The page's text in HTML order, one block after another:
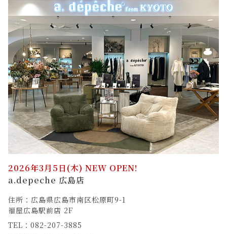
2026年3月5日(木) NEW OPEN!
a.depeche 広島店
住所：広島県広島市南区松原町9-1
福屋広島駅前店 2F
TEL：082-207-3885